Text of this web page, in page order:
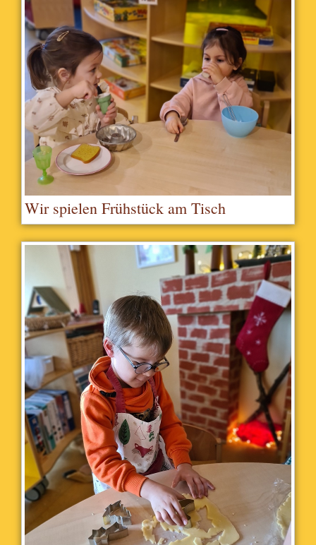
Wir spielen Frühstück am Tisch